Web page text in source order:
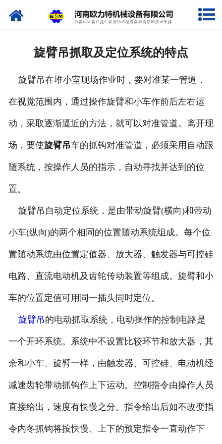
网站首页
企业相册
资质荣誉
旋臂吊抓取及定位系统的特点
旋臂吊在堆小室现场作业时，要对准某一管道，
在视觉范围内，通过操作旋臂和小车作前后左右运
动，采取逐渐逼近的方法，就可以对准管道。离开现
场，要使旋臂吊车的抓钩对准管道，必须采用自动跟
随系统，按操作人员的指示，自动寻找并达到的位
置。
旋臂吊自动定位系统，是由带动旋臂(横向)和带动
小车(纵向)的两个相同的位置随动系统组成。每个位
置随动系统由位置定值器、放大器、触发器与可控硅
电路、直流电动机及齿轮传动装置等组成。旋臂和小
车的位置定值可用同一插头同时定位。
旋臂吊的电动抓取系统，电动操作的控制电路是
一个开环系统。系统中不设置比较环节和放大器，其
余和小车、旋臂一样，由触发器、可控硅、电动机经
减速齿轮带动抓钩作上下运动。控制指令由操作人员
直接给出，速度有快慢之分。指令给出后如不改变指
令内冬抓钩将按快慢、上下的预定指令一直动作下